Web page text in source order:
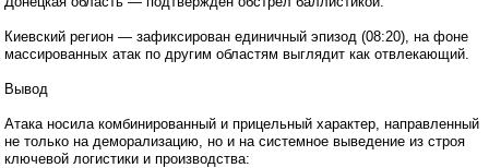
Киевский регион — зафиксирован единичный эпизод (08:20), на фоне
массированных атак по другим областям выглядит как отвлекающий.
Вывод
Атака носила комбинированный и прицельный характер, направленный
не только на деморализацию, но и на системное выведение из строя
ключевой логистики и производства: